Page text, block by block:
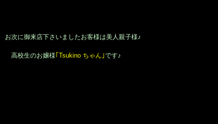
お次に御来店下さいましたお客様は美人親子様♪
高校生のお嬢様｢Tsukino ちゃん｣です♪